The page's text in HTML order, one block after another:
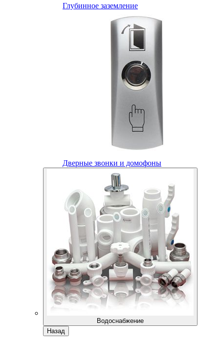
Глубинное заземление
Дверные звонки и домофоны
Водоснабжение
Назад